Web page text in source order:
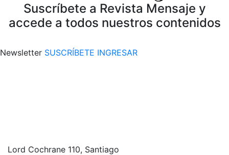
Suscríbete a Revista Mensaje y
accede a todos nuestros contenidos
Newsletter SUSCRÍBETE INGRESAR
Lord Cochrane 110, Santiago